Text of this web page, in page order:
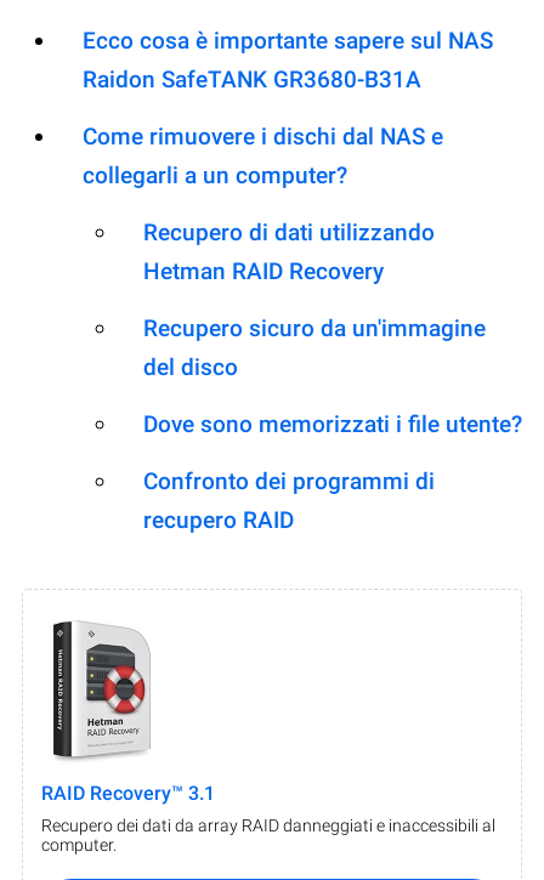
Ecco cosa è importante sapere sul NAS
Raidon SafeTANK GR3680-B31A
Come rimuovere i dischi dal NAS e
collegarli a un computer?
Recupero di dati utilizzando
Hetman RAID Recovery
Recupero sicuro da un'immagine
del disco
Dove sono memorizzati i file utente?
Confronto dei programmi di
recupero RAID
RAID Recovery™ 3.1
Recupero dei dati da array RAID danneggiati e inaccessibili al
computer.